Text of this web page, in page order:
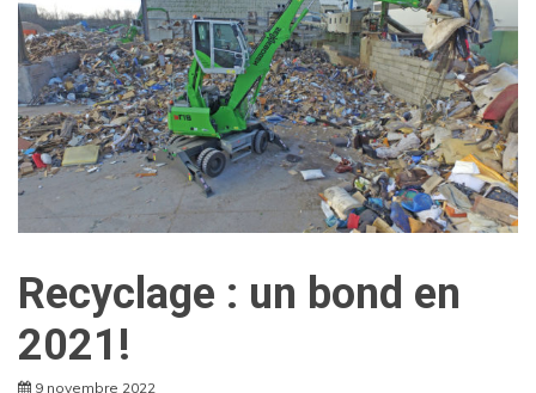
Recyclage : un bond en
2021!
9 novembre 2022